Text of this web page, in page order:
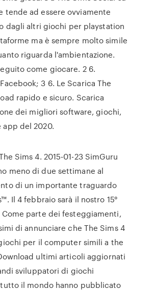
tende ad essere ovviamente
dagli altri giochi per playstation
ma è sempre molto simile
riguarda l'ambientazione.
come giocare. 2 6.
3 6. Le Scarica The
rapido e sicuro. Scarica
dei migliori software, giochi,
del 2020.
Sims 4. 2015-01-23 SimGuru
meno di due settimane al
di un importante traguardo
Il 4 febbraio sarà il nostro 15°
Come parte dei festeggiamenti,
di annunciare che The Sims 4
per il computer simili a the
ultimi articoli aggiornati
sviluppatori di giochi
il mondo hanno pubblicato